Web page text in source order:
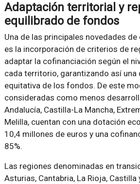
Adaptación territorial y
equilibrado de fondos
Una de las principales novedades
es la incorporación de criterios de
adaptar la cofinanciación según el
cada territorio, garantizando así una
equitativa de los fondos. De este
consideradas como menos
Andalucía, Castilla-La Mancha,
Melilla, cuentan con una dotación
10,4 millones de euros y una
85%.
Las regiones denominadas en
Asturias, Cantabria, La Rioja, Castilla